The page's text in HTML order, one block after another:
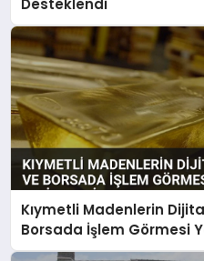
Kıymetli Madenlerin
Borsada İşlem Görmesi
Belirlendi